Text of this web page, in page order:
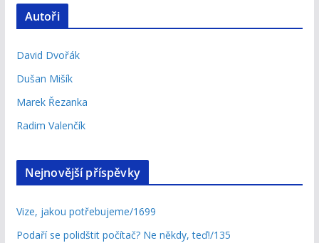
Autoři
David Dvořák
Dušan Mišík
Marek Řezanka
Radim Valenčík
Nejnovější příspěvky
Vize, jakou potřebujeme/1699
Podaří se polidštit počítač? Ne někdy, teď!/135